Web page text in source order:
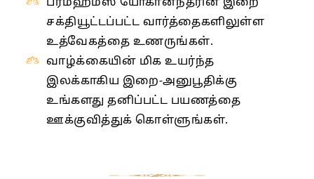
சக்தியூட்டப்பட்ட வார்த்தைகளிலுள்ள
உத்வேகத்தை உணருங்கள்.
வாழ்க்கையின் மிக உயர்ந்த
இலக்காகிய இறை-அனுபூதிக்கு
உங்களது தனிப்பட்ட பயணத்தை
ஊக்குவித்துக் கொள்ளுங்கள்.